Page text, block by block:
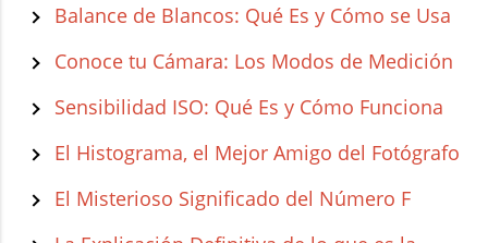
Balance de Blancos: Qué Es y Cómo se Usa
Conoce tu Cámara: Los Modos de Medición
Sensibilidad ISO: Qué Es y Cómo Funciona
El Histograma, el Mejor Amigo del Fotógrafo
El Misterioso Significado del Número F